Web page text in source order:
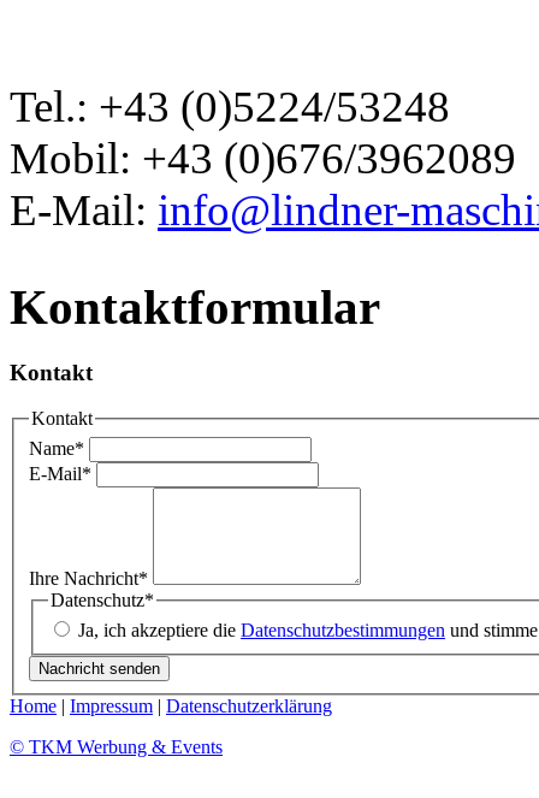
Tel.: +43 (0)5224/53248
Mobil: +43 (0)676/3962089
E-Mail: info@lindner-
Kontaktformular
Kontakt
Kontakt
Name*
E-Mail*
Ihre Nachricht*
Datenschutz*
Ja, ich akzeptiere die Datenschutzbestimmungen und
Home | Impressum | Datenschutzerklärung
© TKM Werbung & Events